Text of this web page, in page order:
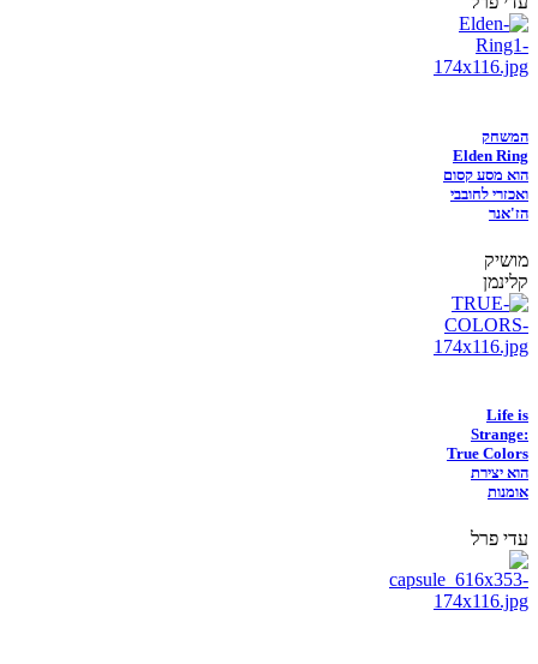
המשחק
Elden Ring
הוא מסע קסום
ואכזרי לחובבי
הז'אנר
מושיק
קלינמן
Life is
Strange:
True Colors
הוא יצירת
אומנות
עדי פרל